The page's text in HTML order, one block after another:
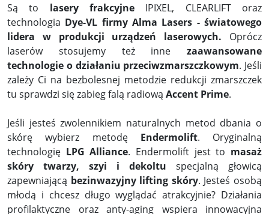
Są to lasery frakcyjne IPIXEL, CLEARLIFT oraz
technologia Dye-VL firmy Alma Lasers - światowego
lidera w produkcji urządzeń laserowych. Oprócz
laserów stosujemy też inne zaawansowane
technologie o działaniu przeciwzmarszczkowym. Jeśli
zależy Ci na bezbolesnej metodzie redukcji zmarszczek
tu sprawdzi się zabieg falą radiową Accent Prime.
Jeśli jesteś zwolennikiem naturalnych metod dbania o
skórę wybierz metodę Endermolift. Oryginalną
technologię LPG Alliance. Endermolift jest to masaż
skóry twarzy, szyi i dekoltu specjalną głowicą
zapewniającą bezinwazyjny lifting skóry. Jesteś osobą
młodą i chcesz długo wyglądać atrakcyjnie? Działania
profilaktyczne oraz anty-aging wspiera innowacyjna